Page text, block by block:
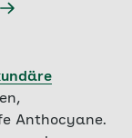
Anthocyane.